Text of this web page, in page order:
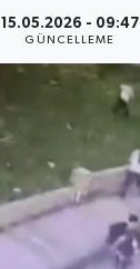
15.05.2026 - 09:47
GÜNCELLEME